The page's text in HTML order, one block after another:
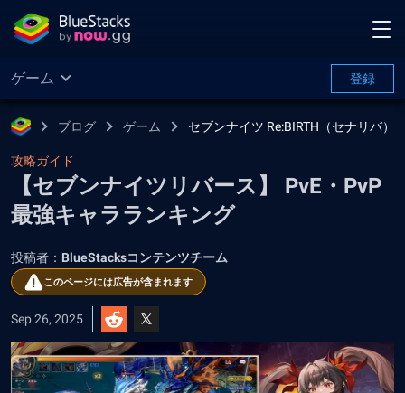
ゲーム 登録
ブログ ゲーム セブンナイツ Re:BIRTH（セナリバ）
攻略ガイド
【セブンナイツリバース】 PvE・PvP
最強キャラランキング
投稿者： BlueStacksコンテンツチーム
このページには広告が含まれます
Sep 26, 2025